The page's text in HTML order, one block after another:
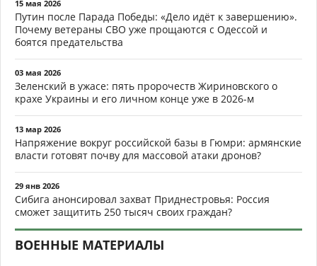
15 мая 2026
Путин после Парада Победы: «Дело идёт к завершению».
Почему ветераны СВО уже прощаются с Одессой и
боятся предательства
03 мая 2026
Зеленский в ужасе: пять пророчеств Жириновского о
крахе Украины и его личном конце уже в 2026-м
13 мар 2026
Напряжение вокруг российской базы в Гюмри: армянские
власти готовят почву для массовой атаки дронов?
29 янв 2026
Сибига анонсировал захват Приднестровья: Россия
сможет защитить 250 тысяч своих граждан?
ВОЕННЫЕ МАТЕРИАЛЫ